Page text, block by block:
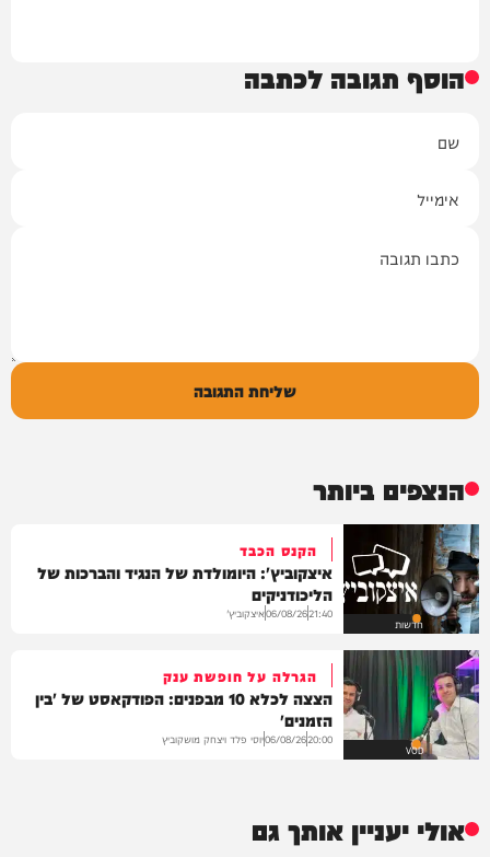
הוסף תגובה לכתבה
שליחת התגובה
הנצפים ביותר
חדשות
הקנס הכבד
איצקוביץ': היומולדת של הנגיד והברכות של
הליכודניקים
21:40
06/08/26איצקוביץ'
VOD
הגרלה על חופשת ענק
הצצה לכלא 10 מבפנים: הפודקאסט של 'בין
הזמנים'
20:00
06/08/26יוסי פלד ויצחק מושקוביץ
אולי יעניין אותך גם